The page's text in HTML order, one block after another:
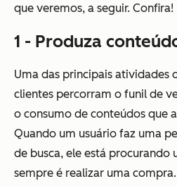
que veremos, a seguir. Confira!
1 - Produza
Uma das principais atividades
clientes percorram o funil de
o consumo de conteúdos que
Quando um usuário faz uma
de busca, ele está procurando
sempre é realizar uma compra.